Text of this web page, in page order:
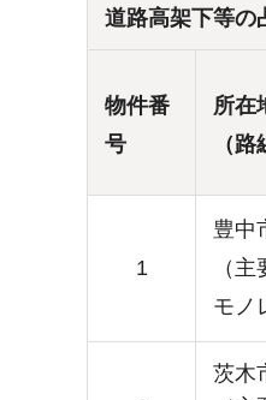
道路高架下等の
物件番
号
所在
（路
1
豊中
（
モノ
茨木